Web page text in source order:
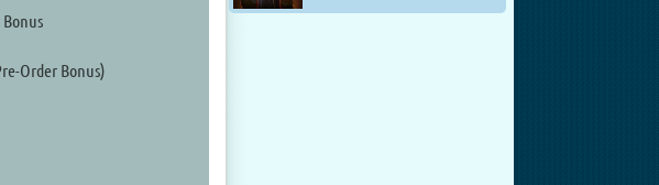
Order Bonus)